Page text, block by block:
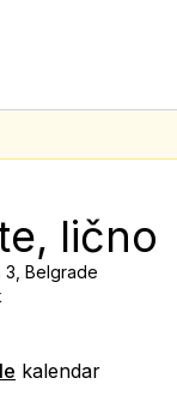
lično
3, Belgrade
kalendar